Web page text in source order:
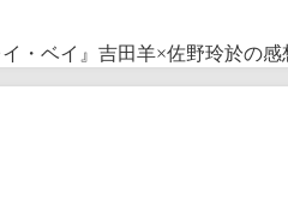
・ベイ』吉田羊×佐野玲於の